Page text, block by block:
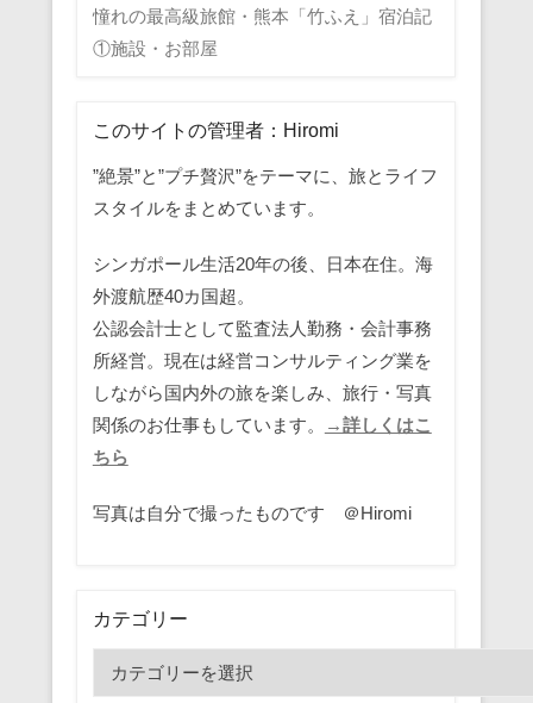
憧れの最高級旅館・熊本「竹ふえ」宿泊記
①施設・お部屋
このサイトの管理者：Hiromi
”絶景”と”プチ贅沢”をテーマに、旅とライフ
スタイルをまとめています。
シンガポール生活20年の後、日本在住。海
外渡航歴40カ国超。
公認会計士として監査法人勤務・会計事務
所経営。現在は経営コンサルティング業を
しながら国内外の旅を楽しみ、旅行・写真
関係のお仕事もしています。
→詳しくはこ
ちら
写真は自分で撮ったものです ＠Hiromi
カテゴリー
テ